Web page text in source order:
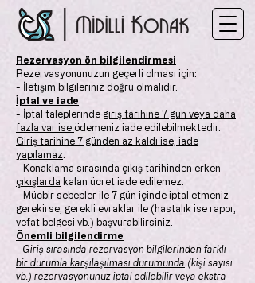
Rezervasyon ön bilgilendirmesi
Rezervasyonunuzun geçerli olması için:
- İletişim bilgileriniz doğru olmalıdır.
İptal ve iade
- İptal taleplerinde giriş tarihine 7 gün veya daha
fazla var ise ödemeniz iade edilebilmektedir.
Giriş tarihine 7 günden az kaldı ise, iade
yapılamaz
- Konaklama sırasında çıkış tarihinden erken
çıkışlarda kalan ücret iade edilemez.
- Mücbir sebepler ile 7 gün içinde iptal etmeniz
gerekirse, gerekli evraklar ile (hastalık ise rapor,
vefat belgesi vb.) başvurabilirsiniz.
Önemli bilgilendirme
- Giriş sırasında rezervasyon bilgilerinden farklı
bir durumla karşılaşılması durumunda (kişi sayısı
vb.) rezervasyonunuz iptal edilebilir veya ekstra